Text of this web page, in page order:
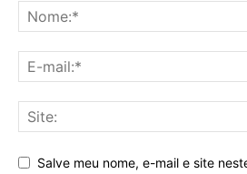
Salve meu nome, e-mail e site